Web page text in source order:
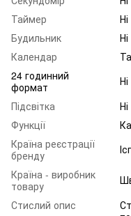
Таймер
Ні
Будильник
Ні
Календар
24 годинний
формат
Ні
Підсвітка
Ні
Функції
Країна реєстрації
бренду
Країна - виробник
товару
Стислий опис